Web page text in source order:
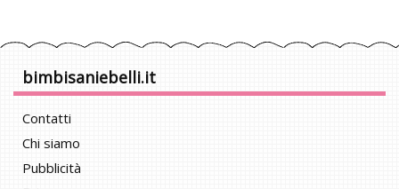
bimbisaniebelli.it
Contatti
Chi siamo
Pubblicità